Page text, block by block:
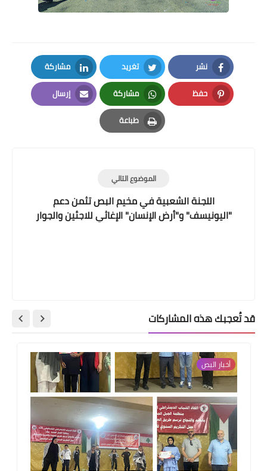
نشر
Facebook
تغريد
Twitter
مشاركة
LinkedIn
حفظ
Pinterest
مشاركة
Whatsapp
إرسال
Email
طباعة
Print
الموضوع التالي
اللجنة الشعبية في مخيم البص تثمن دعم
"اليونيسف" و"أرض الإنسان" الإغاثي للاجئين والجوار
قد تُعجبك هذه المشاركات
أخبار ‏البص